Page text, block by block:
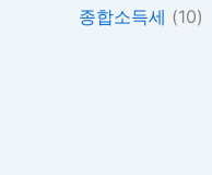
종합소득세 (10)